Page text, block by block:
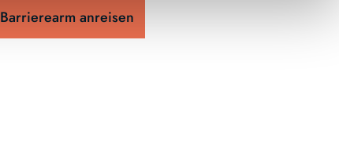
Barrierearm anreisen